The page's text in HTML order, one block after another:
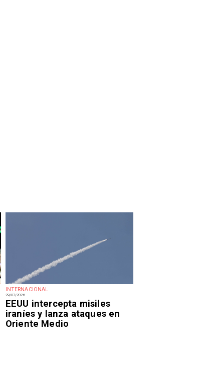
INTERNACIONAL
29/07/2026
EEUU intercepta misiles
iraníes y lanza ataques en
Oriente Medio